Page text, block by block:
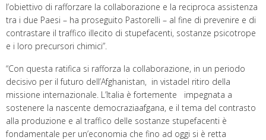
l’obiettivo di rafforzare la collaborazione e la reciproca assistenza
tra i due Paesi – ha proseguito Pastorelli – al fine di prevenire e di
contrastare il traffico illecito di stupefacenti, sostanze psicotrope
e i loro precursori chimici”.
“Con questa ratifica si rafforza la collaborazione, in un periodo
decisivo per il futuro dell’Afghanistan, in vistadel ritiro della
missione internazionale. L’Italia è fortemente impegnata a
sostenere la nascente democraziaafgana, e il tema del contrasto
alla produzione e al traffico delle sostanze stupefacenti è
fondamentale per un’economia che fino ad oggi si è retta